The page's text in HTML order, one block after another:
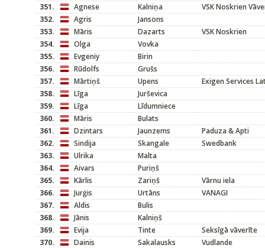
351.
Agnese Kalniņa
VSK Noskrien
352.
Agris
Jansons
353.
Māris Dazarts
VSK Noskrien
354.
Olga
Vovka
355.
Evgeniy
Birin
356.
Rūdolfs
Grušs
357.
Mārtiņš Upens
Exigen Services
358.
Līga
Jurševica
359.
Līga
Līdumniece
360.
Māris
Bulats
361.
Dzintars Jaunzems
Paduza & Apti
362.
Sindija Skangale
Swedbank
363.
Ulrika
Malta
364.
Aivars
Puriņš
365.
Kārlis Zariņš
Vārnu iela
366.
Jurģis Urtāns
VANAGI
367.
Aldis
Bulis
368.
Jānis
Kalniņš
369.
Evija Tinte
Seksīgā vāverīte
370.
Dainis Sakalausks
Vudlande